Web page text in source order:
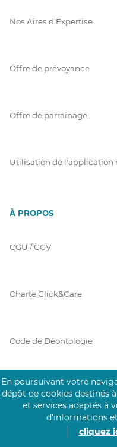
Nos Aires d'Expertise
Offre de prévoyance
Offre de parrainage
Utilisation de l'application
À PROPOS
CGU / GGV
Charte Click&Care
Code de Déontologie
Mentions Légales
Prérequis Click&Care
En poursuivant votre
dépôt de cookies destinés
et services adaptés à
d’informations
cliquez